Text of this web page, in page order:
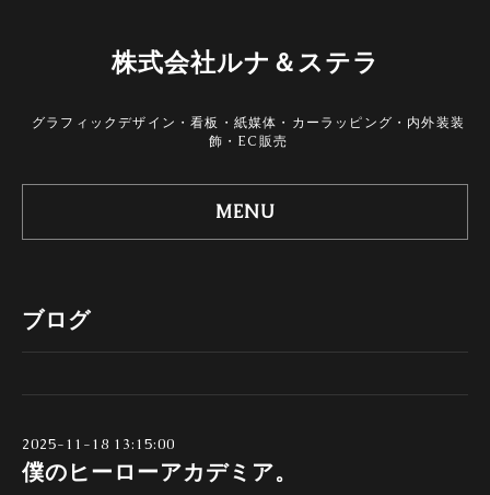
株式会社ルナ＆ステラ
グラフィックデザイン・看板・紙媒体・カーラッピング・内外装装
飾・EC販売
MENU
ブログ
2025-11-18 13:15:00
僕のヒーローアカデミア。